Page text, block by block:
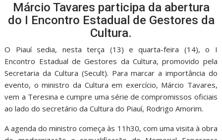
Márcio Tavares participa da abertura
do I Encontro Estadual de Gestores da
Cultura.
O Piauí sedia, nesta terça (13) e quarta-feira (14), o I
Encontro Estadual de Gestores da Cultura, promovido pela
Secretaria da Cultura (Secult). Para marcar a importância do
evento, o ministro da Cultura em exercício, Márcio Tavares,
vem a Teresina e cumpre uma série de compromissos oficiais
ao lado do secretário da Cultura do Piauí, Rodrigo Amorim.
A agenda do ministro começa às 11h30, com uma visita à obra